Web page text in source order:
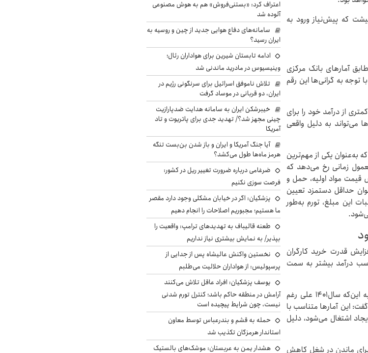
که پیش‌نیاز ورود به
آمارهای بانک مرکزی
با توجه به گرانی‌ها این رقم
از درآمد خود را برای
می‌تواند به دلیل واقعی
به‌عنوان یکی از مهم‌ترین
زمانی رخ می‌دهد که
قیمت مواد اولیه، حمل و
حداقل دستمزد تعیین
این مبلغ، تورم به‌طور
قدرت خرید کارگران
درآمد بیشتر به سمت
حمیدرضا امام قلی تبار، بازرس مجمع عالی نمایندگان کارگران کشور با اشاره به این‌که سال۱۴۰۱ علی رغم
از ایجاد حدود ۸۰۰هزار شغل دارد گفت: این آمارها متناسب با
اشتغال می‌شود، دلیل
برای ماندن در شغل کاهش
اعتراف کرد: «بستنی‌فروش» هم به هوش مصنوعی
آلوده شد
سامانه‌های دفاع هوایی جدید از چین و روسیه به
ایران رسید؟
ادامه تابستان شیرین برای هواداران رئال؛
وینیسیوس در مادرید ماندنی شد
تلاش ناموفق اسرائیل برای سرنگونی رژیم در
ایران، دو قربانی در موساد گرفت
خیبرشکن ایران به سامانه هدایت ضدپارازیت
چینی مجهز شد؟/ تهدید جدی برای پاتریوت و تاد
آمریکا
آیا جنگ آمریکا و ایران و باز شدن بن‌بست تنگه
هرمز ماه‌ها طول می‌کشد؟
ضرغامی درباره ضرورت تغییر ریل در کشور:
فرصت سوزی نکنیم
پزشکیان: اگر در خیابان مشکلی وجود دارد مقصر
ما هستیم؛ مجبوریم اصلاحات را انجام دهیم
طعنه قالیباف به تهدیدهای ترامپ: واقعیت را
بپذیر/ به نمایش بیشتری نیاز نداریم
نخستین واکنش عالیشاه پس از جدایی از
پرسپولیس: از هواداران حلالیت می‌طلبم
یوسف پزشکیان: افراد عاقل تلاش می‌کنند
آرامش در منطقه حاکم باشد؛ کنترل تورم شدنی
نیست، چون شرایط پیچیده است
حمله به قشم و بندرعباس توسط معاون
استاندار هرمزگان تکذیب شد
هشدار یمن به عربستان: موشک‌های بالستیک